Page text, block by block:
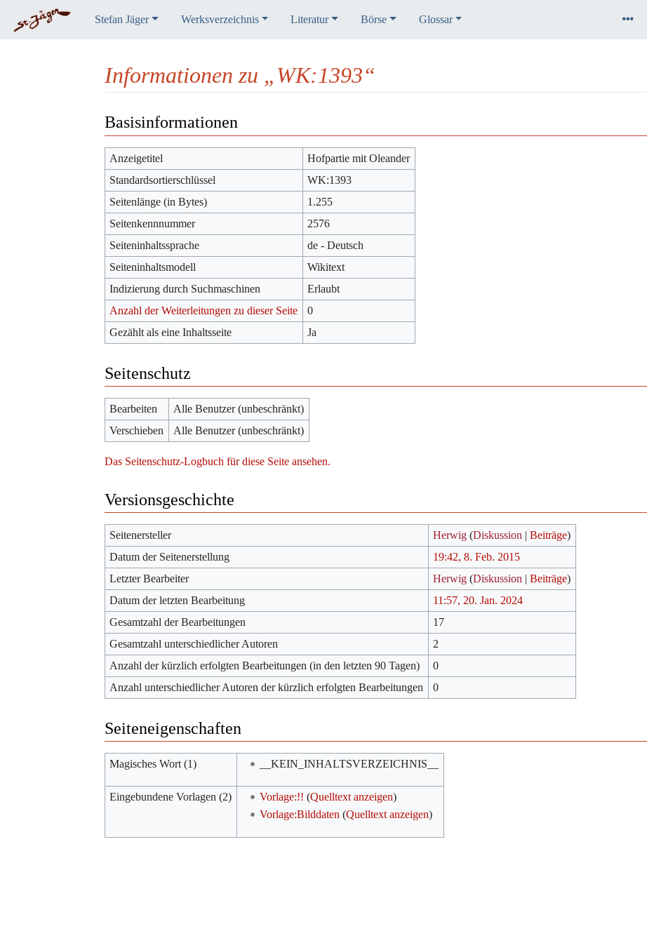
Stefan Jäger Werksverzeichnis Literatur Börse Glossar
Informationen zu „WK:1393“
Basisinformationen
Anzeigetitel
Hofpartie mit Oleander
Standardsortierschlüssel
WK:1393
Seitenlänge (in Bytes)
1.255
Seitenkennnummer
2576
Seiteninhaltssprache
de - Deutsch
Seiteninhaltsmodell
Wikitext
Indizierung durch Suchmaschinen
Erlaubt
Anzahl der Weiterleitungen zu dieser Seite
0
Gezählt als eine Inhaltsseite
Ja
Seitenschutz
Bearbeiten
Alle Benutzer (unbeschränkt)
Verschieben
Alle Benutzer (unbeschränkt)
Das Seitenschutz-Logbuch für diese Seite ansehen.
Versionsgeschichte
Seitenersteller Herwig (Diskussion |Beiträge)
Datum der Seitenerstellung
19:42, 8. Feb. 2015
Letzter Bearbeiter
Herwig (Diskussion |Beiträge)
Datum der letzten Bearbeitung
11:57, 20. Jan. 2024
Gesamtzahl der Bearbeitungen
17
Gesamtzahl unterschiedlicher Autoren
2
Anzahl der kürzlich erfolgten Bearbeitungen (in den letzten 90 Tagen)
0
Anzahl unterschiedlicher Autoren der kürzlich erfolgten Bearbeitungen
0
Seiteneigenschaften
Magisches Wort (1) __KEIN_INHALTSVERZEICHNIS__
Eingebundene Vorlagen (2) Vorlage:!! (Quelltext anzeigen)
Vorlage:Bilddaten (Quelltext anzeigen)